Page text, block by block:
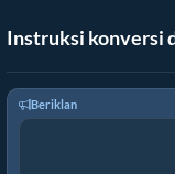
Instruksi konversi
Beriklan